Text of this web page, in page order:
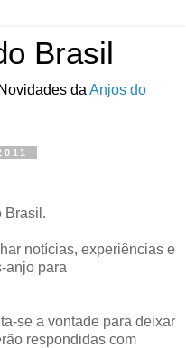
Brasil
da Anjos do
Brasil.
notícias, experiências e
anjo para
se a vontade para deixar
respondidas com